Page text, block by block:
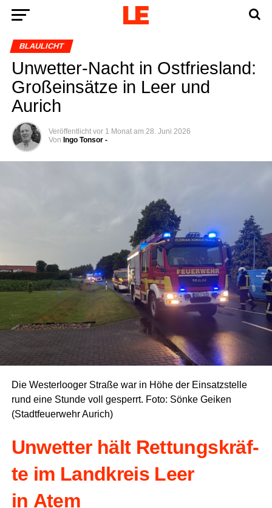
BLAULICHT
Unwet­ter-Nacht in Ost­fries­land:
Groß­ein­sät­ze in Leer und
Aurich
Veröffentlicht vor 1 Monat am 28. Juni 2026
Von Ingo Tonsor -
Die Wes­ter­loo­ger Stra­ße war in Höhe der Ein­satz­stel­le
rund eine Stun­de voll gesperrt. Foto: Sön­ke Gei­ken
(Stadt­feu­er­wehr Aurich)
Unwet­ter hält Ret­tungs­kräf­
te im Land­kreis Leer
in Atem